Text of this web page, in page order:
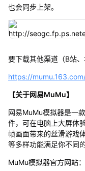
也会同步上架。
要下载其他渠道（B站
https://
【关于网易MuMu】
网易MuMu模拟器是一
件，可在电脑上大屏体
帧画面带来的丝滑游戏
等多样功能满足你不同
MuMu模拟器官方网站：